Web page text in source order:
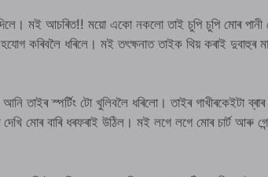
মই আচৰিত!! ময়ো একো নকলো তাই চুপি চুপি মোৰ পানী
কৰিবলৈ ধৰিলে। মই তৎক্ষনাত তাইক থিয় কৰাই দুবাহুৰ
তাইৰ স্পর্টিং টো খুলিবলৈ ধৰিলো। তাইৰ গাখীৰকেইটা
দেখি মোৰ বাৰি ধৰফৰাই উঠিল। মই লগে লগে মোৰ চাৰ্ট আৰু